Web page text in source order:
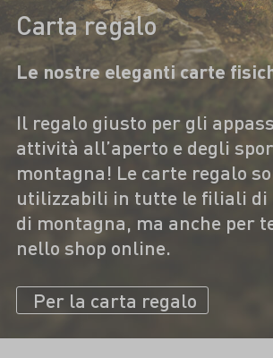
Carta regalo
Le nostre eleganti carte
Il regalo giusto per gli
attività all’aperto e degli
montagna! Le carte regalo
utilizzabili in tutte le filiali di
di montagna, ma anche per
nello shop online.
Per la carta regalo